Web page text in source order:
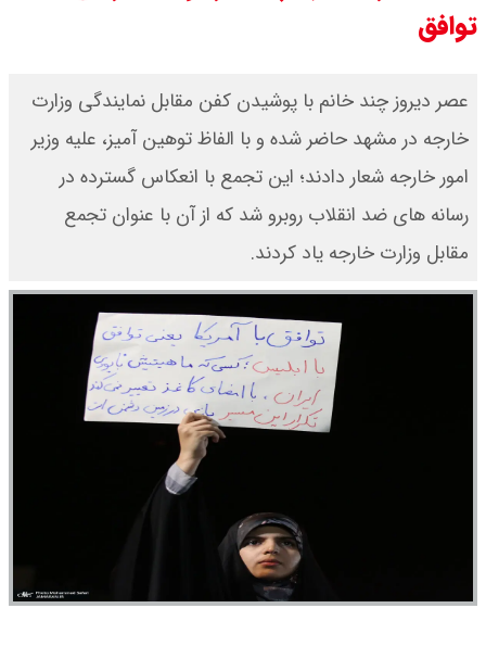
قیمت محصولات ایران خودرو امروز
شنبه ۱۷ مرداد ۱۴۰۵ / قیمت دنا چند ؟
+ جدول
آغاز شد / خرید کوییک با پیش
پرداخت ۵۰۰ میلیون تومان + لینک
شاخص بورس امروز شنبه ۱۷ مرداد
۱۴۰۵ / شاخص افزایشی شد + تحلیل
توافق
عصر دیروز چند خانم با پوشیدن کفن مقابل نمایندگی وزارت
خارجه در مشهد حاضر شده و با الفاظ توهین آمیز، علیه وزیر
امور خارجه شعار دادند؛ این تجمع با انعکاس گسترده در
رسانه های ضد انقلاب روبرو شد که از آن با عنوان تجمع
مقابل وزارت خارجه یاد کردند.